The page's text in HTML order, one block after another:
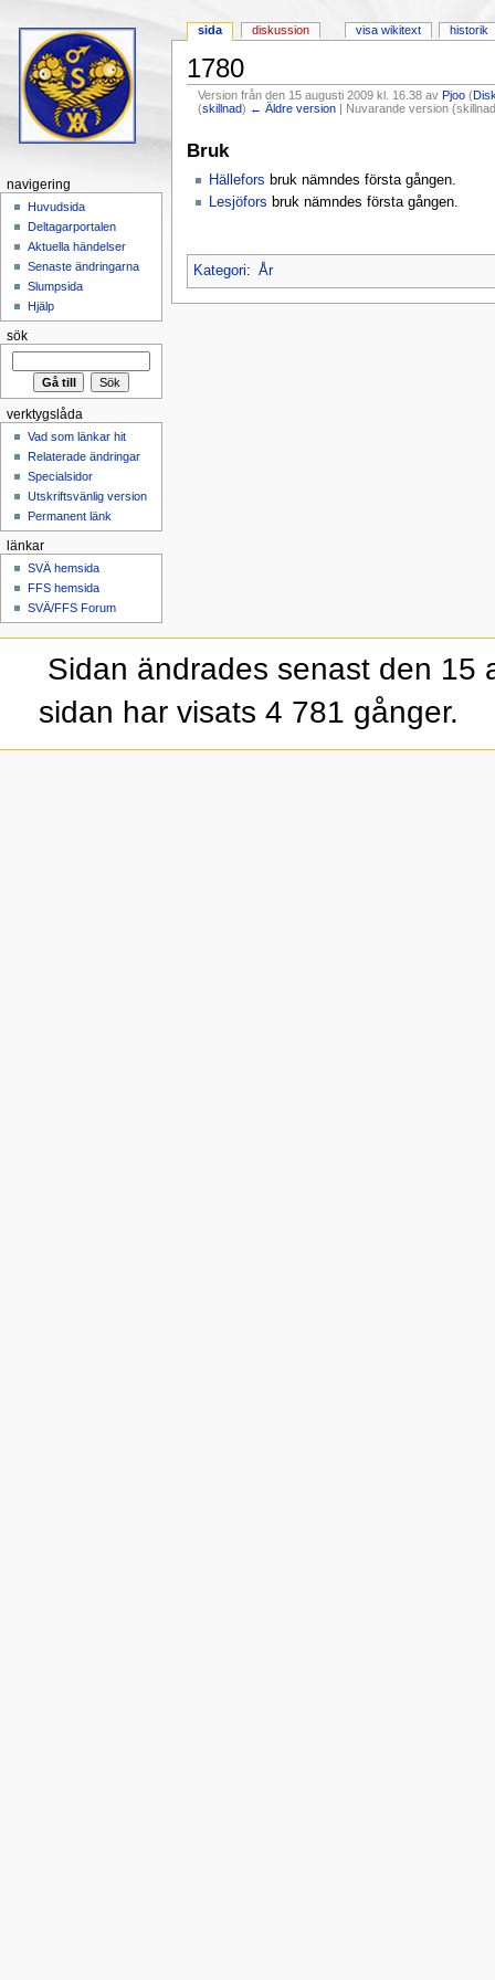
1780
Version från den 15 augusti 2009 kl. 16.38 avPjoo (
(skillnad) ← Äldre version | Nuvarande version
Bruk
Hällefors bruk nämndes första gången.
Lesjöfors bruk nämndes första gången.
Kategori: År
sida diskussion visa wikitext historik
navigering
Huvudsida
Deltagarportalen
Aktuella händelser
Senaste ändringarna
Slumpsida
Hjälp
sök
verktygslåda
Vad som länkar hit
Relaterade ändringar
Specialsidor
Utskriftsvänlig version
Permanent länk
länkar
SVÄ hemsida
FFS hemsida
SVÄ/FFS Forum
Sidan ändrades senast den 15
sidan har visats 4 781 gånger.